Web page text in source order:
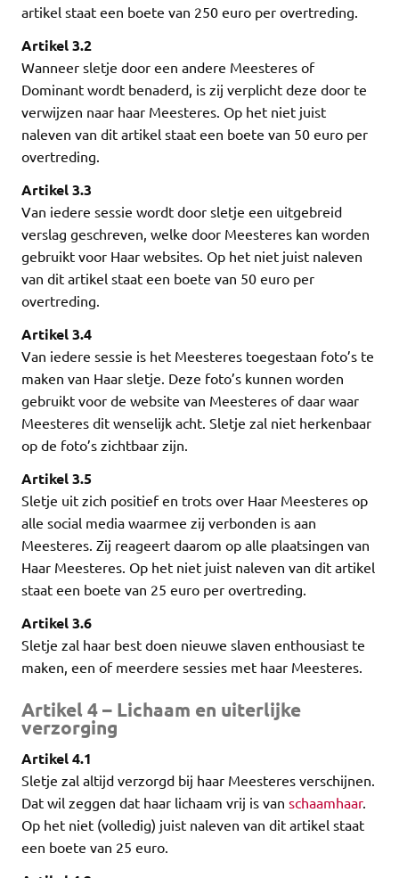
artikel staat een boete van 250 euro per overtreding.
Artikel 3.2
Wanneer sletje door een andere Meesteres of
Dominant wordt benaderd, is zij verplicht deze door te
verwijzen naar haar Meesteres. Op het niet juist
naleven van dit artikel staat een boete van 50 euro per
overtreding.
Artikel 3.3
Van iedere sessie wordt door sletje een uitgebreid
verslag geschreven, welke door Meesteres kan worden
gebruikt voor Haar websites. Op het niet juist naleven
van dit artikel staat een boete van 50 euro per
overtreding.
Artikel 3.4
Van iedere sessie is het Meesteres toegestaan foto’s te
maken van Haar sletje. Deze foto’s kunnen worden
gebruikt voor de website van Meesteres of daar waar
Meesteres dit wenselijk acht. Sletje zal niet herkenbaar
op de foto’s zichtbaar zijn.
Artikel 3.5
Sletje uit zich positief en trots over Haar Meesteres op
alle social media waarmee zij verbonden is aan
Meesteres. Zij reageert daarom op alle plaatsingen van
Haar Meesteres. Op het niet juist naleven van dit artikel
staat een boete van 25 euro per overtreding.
Artikel 3.6
Sletje zal haar best doen nieuwe slaven enthousiast te
maken, een of meerdere sessies met haar Meesteres.
Artikel 4 – Lichaam en uiterlijke
verzorging
Artikel 4.1
Sletje zal altijd verzorgd bij haar Meesteres verschijnen.
Dat wil zeggen dat haar lichaam vrij is van schaamhaar.
Op het niet (volledig) juist naleven van dit artikel staat
een boete van 25 euro.